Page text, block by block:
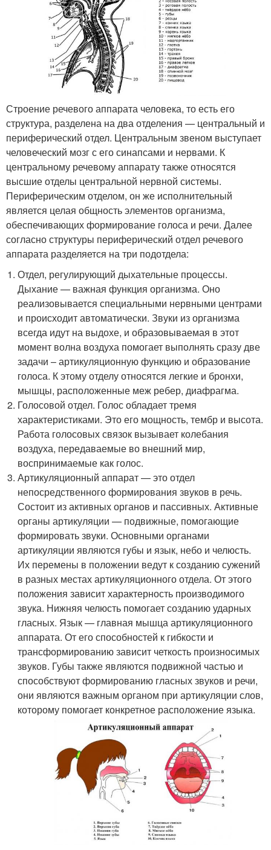
Строение речевого аппарата человека, то есть его
структура, разделена на два отделения — центральный и
периферический отдел. Центральным звеном выступает
человеческий мозг с его синапсами и нервами. К
центральному речевому аппарату также относятся
высшие отделы центральной нервной системы.
Периферическим отделом, он же исполнительный
является целая общность элементов организма,
обеспечивающих формирование голоса и речи. Далее
согласно структуры периферический отдел речевого
аппарата разделяется на три подотдела:
Отдел, регулирующий дыхательные процессы.
Дыхание — важная функция организма. Оно
реализовывается специальными нервными центрами
и происходит автоматически. Звуки из организма
всегда идут на выдохе, и образовываемая в этот
момент волна воздуха помогает выполнять сразу две
задачи – артикуляционную функцию и образование
голоса. К этому отделу относятся легкие и бронхи,
мышцы, расположенные меж ребер, диафрагма.
Голосовой отдел. Голос обладает тремя
характеристиками. Это его мощность, тембр и высота.
Работа голосовых связок вызывает колебания
воздуха, передаваемые во внешний мир,
воспринимаемые как голос.
Артикуляционный аппарат — это отдел
непосредственного формирования звуков в речь.
Состоит из активных органов и пассивных. Активные
органы артикуляции — подвижные, помогающие
формировать звуки. Основными органами
артикуляции являются губы и язык, небо и челюсть.
Их перемены в положении ведут к созданию сужений
в разных местах артикуляционного отдела. От этого
положения зависит характерность производимого
звука. Нижняя челюсть помогает созданию ударных
гласных. Язык — главная мышца артикуляционного
аппарата. От его способностей к гибкости и
трансформированию зависит четкость произносимых
звуков. Губы также являются подвижной частью и
способствуют формированию гласных звуков и речи,
они являются важным органом при артикуляции слов,
которому помогает конкретное расположение языка.